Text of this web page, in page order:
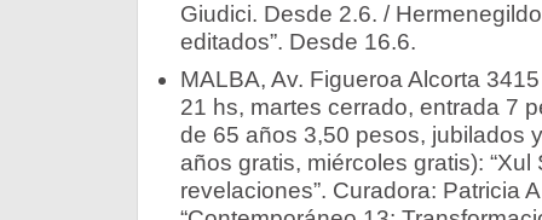
Giudici. Desde 2.6. /
editados”. Desde 16.6.
MALBA, Av. Figueroa Alcorta
21 hs, martes cerrado, entrada 7
de 65 años 3,50 pesos, jubilados
años gratis, miércoles gratis): “Xul
revelaciones”. Curadora: Patricia